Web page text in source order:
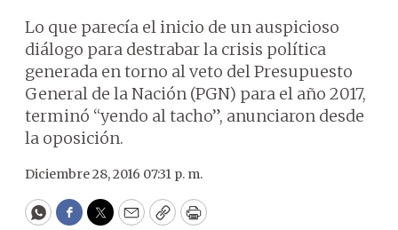
Lo que parecía el inicio de un auspicioso
diálogo para destrabar la crisis política
generada en torno al veto del Presupuesto
General de la Nación (PGN) para el año 2017,
terminó “yendo al tacho”, anunciaron desde
la oposición.
Diciembre 28, 2016 07:31 p. m.
WhatsApp
Facebook
Twitter
EmailCopyPrint